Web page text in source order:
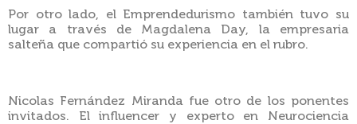
Por otro lado, el Emprendedurismo también tuvo su
lugar a través de Magdalena Day, la empresaria
salteña que compartió su experiencia en el rubro.
Nicolas Fernández Miranda fue otro de los ponentes
invitados. El influencer y experto en Neurociencia